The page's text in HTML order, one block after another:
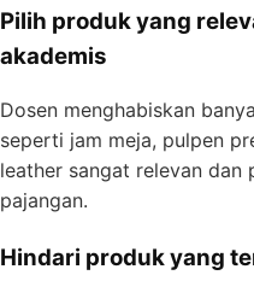
Pilih produk yang
akademis
Dosen menghabiskan
seperti jam meja, pulpen
leather sangat relevan dan
pajangan.
Hindari produk yang